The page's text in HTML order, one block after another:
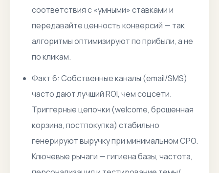
соответствия с «умными» ставками и
передавайте ценность конверсий — так
алгоритмы оптимизируют по прибыли, а не
по кликам.
Факт 6: Собственные каналы (email/SMS)
часто дают лучший ROI, чем соцсети.
Триггерные цепочки (welcome, брошенная
корзина, постпокупка) стабильно
генерируют выручку при минимальном CPO.
Ключевые рычаги — гигиена базы, частота,